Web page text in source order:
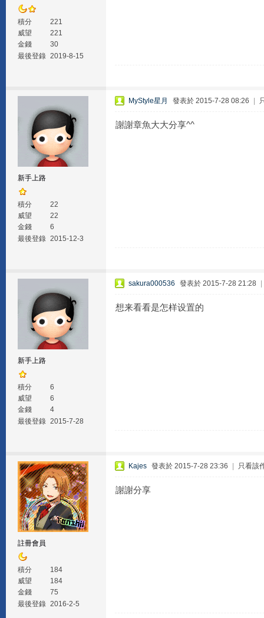
積分
221
威望
221
金錢
30
最後登錄 2019-8-15
新手上路
積分
22
威望
22
金錢
6
最後登錄 2015-12-3
MyStyle星月 發表於 2015-7-28 08:26
謝謝章魚大大分享^^
新手上路
積分
6
威望
6
金錢
4
最後登錄 2015-7-28
sakura000536 發表於 2015-7-28 21:28
想来看看是怎样设置的
註冊會員
積分
184
威望
184
金錢
75
最後登錄 2016-2-5
Kajes 發表於 2015-7-28 23:36 只看該
謝謝分享